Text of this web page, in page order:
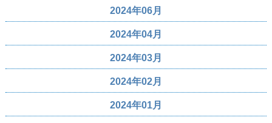
2024年06月
2024年04月
2024年03月
2024年02月
2024年01月